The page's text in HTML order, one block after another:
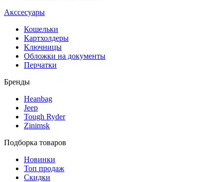
Акссесуары
Кошельки
Картхолдеры
Ключницы
Обложки на документы
Перчатки
Бренды
Heanbag
Jeep
Tough Ryder
Zinimsk
Подборка товаров
Новинки
Топ продаж
Скидки